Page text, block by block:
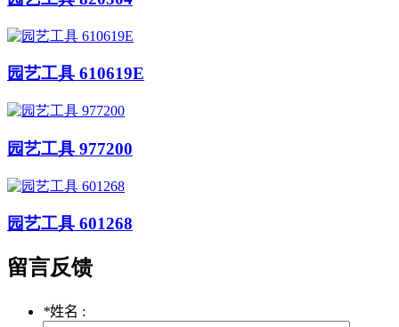
园艺工具 610619E
园艺工具 977200
园艺工具 601268
留言反馈
*姓名 :